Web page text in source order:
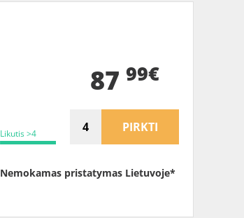
Likutis >4
87 99€
PIRKTI
Nemokamas pristatymas Lietuvoje*